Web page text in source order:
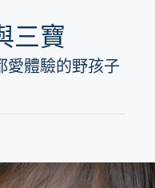
三寶
愛體驗的野孩子